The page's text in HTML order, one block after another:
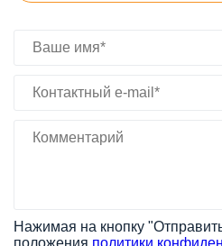
Нажимая на кнопку
положения политики